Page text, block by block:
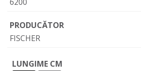
PRODUCĂTOR
FISCHER
LUNGIME CM